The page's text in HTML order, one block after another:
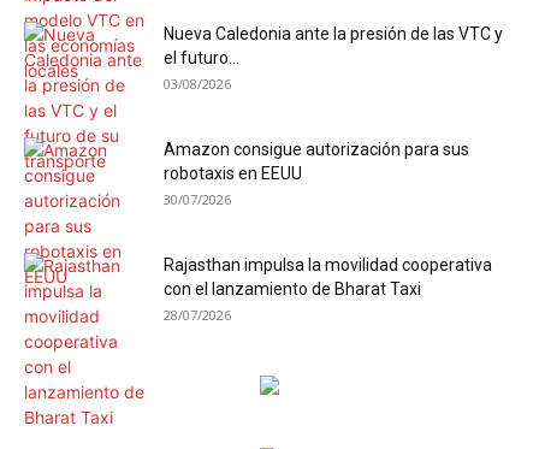
Nueva Caledonia ante la presión de las VTC y
el futuro...
03/08/2026
Amazon consigue autorización para sus
robotaxis en EEUU
30/07/2026
Rajasthan impulsa la movilidad cooperativa
con el lanzamiento de Bharat Taxi
28/07/2026